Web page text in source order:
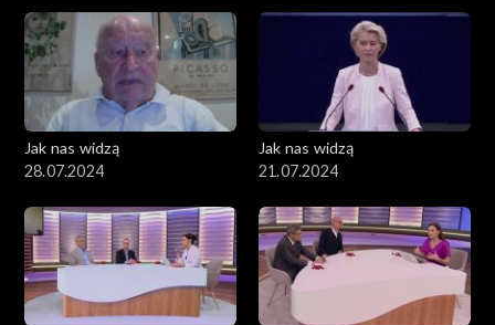
Jak nas widzą
28.07.2024
Jak nas widzą
21.07.2024